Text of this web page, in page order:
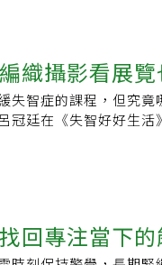
織攝影看展
生活
失智症的課程，但究竟
冠廷在《失智好好生
回專注當下